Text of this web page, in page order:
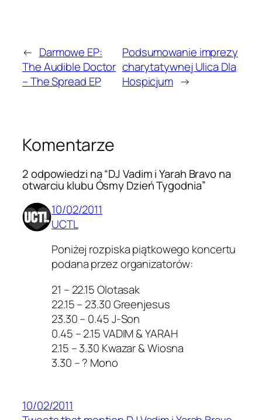
← Darmowe EP:
The Audible Doctor
– The Spread EP
Podsumowanie imprezy
charytatywnej Ulica Dla
Hospicjum →
Komentarze
2 odpowiedzi na “DJ Vadim i Yarah Bravo na
otwarciu klubu Ósmy Dzień Tygodnia”
10/02/2011
UCTL
Poniżej rozpiska piątkowego koncertu
podana przez organizatorów:
21 – 22.15 Olotasak
22.15 – 23.30 Greenjesus
23.30 – 0.45 J-Son
0.45 – 2.15 VADIM & YARAH
2.15 – 3.30 Kwazar & Wiosna
3.30 – ? Mono
10/02/2011